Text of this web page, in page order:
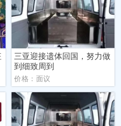
三亚迎接遗体回国，努力做
到细致周到
价格：面议